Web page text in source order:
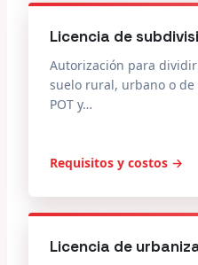
Licencia de
Autorización para
suelo rural, urbano o
POT y…
Requisitos y costos →
Licencia de